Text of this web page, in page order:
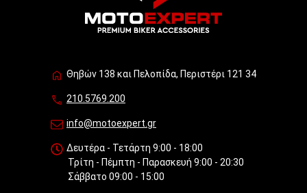
Θηβών 138 και Πελοπίδα, Περιστέρι 121 34
210.5769.200
info@motoexpert.gr
Δευτέρα - Τετάρτη 9:00 - 18:00
Τρίτη - Πέμπτη - Παρασκευή 9:00 - 20:30
Σάββατο 09:00 - 15:00